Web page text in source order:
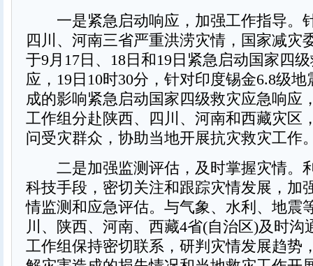
一是紧急启动响应，加强工作指导。
四川、河南三省严重洪涝灾情，国家减灾
于9月17日、18日和19日紧急启动国家四
应，19日10时30分，针对印度锡金6.8级
成的影响紧急启动国家四级救灾应急响应
工作组分赴陕西、四川、河南和西藏灾区
问受灾群众，协助当地开展抗灾救灾工作
二是加强监测评估，及时掌握灾情。
科技手段，密切关注和跟踪灾情发展，加
情监测和应急评估。与气象、水利、地震
川、陕西、河南、西藏4省(自治区)及时沟
工作组保持密切联系，研判灾情发展趋势